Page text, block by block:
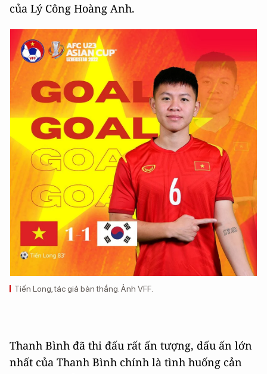
của Lý Công Hoàng Anh.
Tiến Long, tác giả bàn thắng. Ảnh VFF.
Thanh Bình đã thi đấu rất ấn tượng, dấu ấn lớn
nhất của Thanh Bình chính là tình huống cản